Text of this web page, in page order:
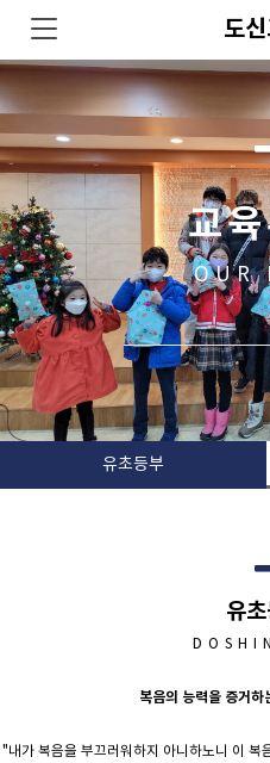
도신
교
OUR
유초등부
유
복음의 능력을 증거하
"내가 복음을 부끄러워하지 아니하노니 이 복